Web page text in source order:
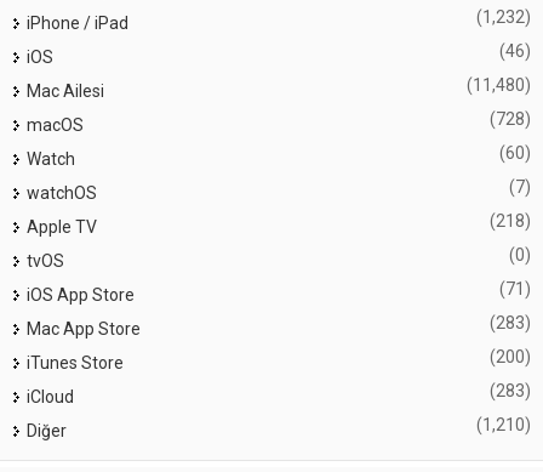
iPhone / iPad
(1,232)
iOS (46)
Mac Ailesi (11,480)
macOS (728)
Watch (60)
watchOS (7)
Apple TV (218)
tvOS (0)
iOS App Store (71)
Mac App Store (283)
iTunes Store (200)
iCloud (283)
Diğer (1,210)